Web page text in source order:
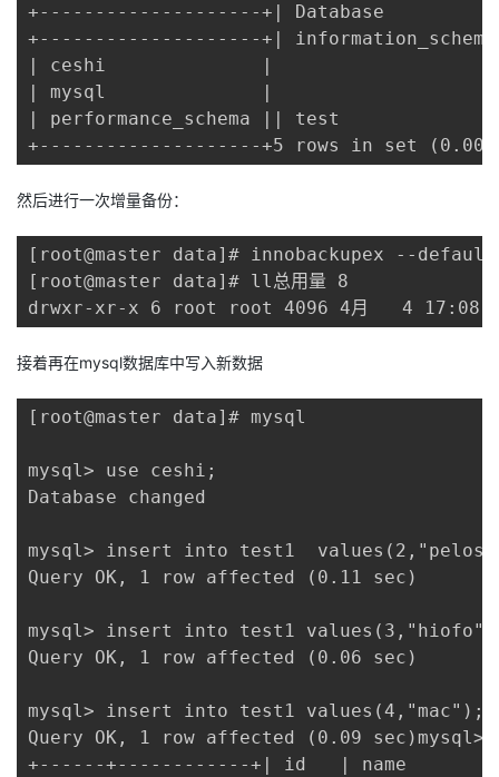
+--------------------+| Database
+--------------------+|
| ceshi              |
| mysql              |
| performance_schema || test
+--------------------+5 rows in set (0.00
然后进行一次增量备份：
[root@master data]# innobackupex --
[root@master data]# ll总用量 8
drwxr-xr-x 6 root root 4096 4月   4 17:08
接着再在mysql数据库中写入新数据
[root@master data]# mysql
mysql> use ceshi;
Database changed
mysql> insert into test1
Query OK, 1 row affected (0.11 sec)
mysql> insert into test1
Query OK, 1 row affected (0.06 sec)
mysql> insert into test1 values(4,"mac");
Query OK, 1 row affected (0.09
+------+------------+| id   | name       |